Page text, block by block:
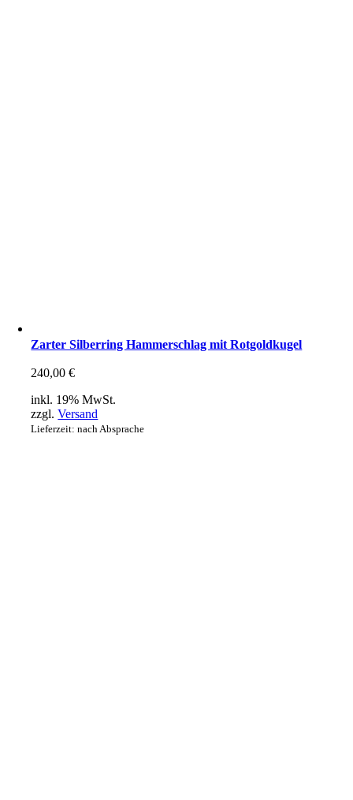
Zarter Silberring Hammerschlag mit Rotgoldkugel
240,00€
inkl. 19% MwSt.
zzgl.Versand
Lieferzeit: nach Absprache